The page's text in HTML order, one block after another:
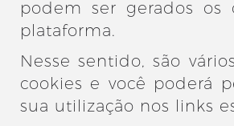
podem ser gerados os
plataforma.
Nesse sentido, são
cookies e você poderá
sua utilização nos links